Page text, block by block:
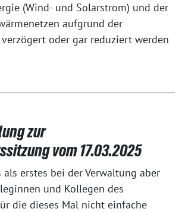
(Wind- und Solarstrom) und der
aufgrund der
oder gar reduziert werden
zur
vom 17.03.2025
erstes bei der Verwaltung aber
und Kollegen des
die dieses Mal nicht einfache